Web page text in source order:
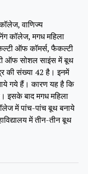
वाणिज्य
कॉलेज, मगध महिला
ऑफ कॉमर्स, फैकल्टी
ऑफ सोशल साइंस में बूथ
की संख्या 42 है। इनमें
गये हैं। कारण यह है कि
इसके बाद मगध महिला
में पांच-पांच बूथ बनाये
में तीन-तीन बूथ